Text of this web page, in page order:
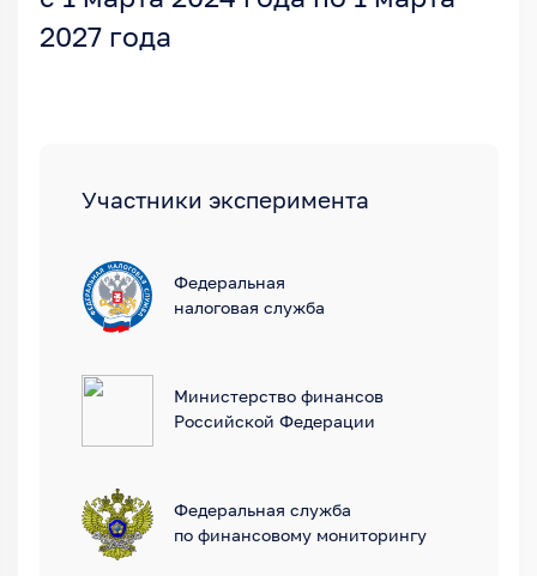
2027 года
Участники эксперимента
Федеральная
налоговая служба
Министерство финансов
Российской Федерации
Федеральная служба
по финансовому мониторингу